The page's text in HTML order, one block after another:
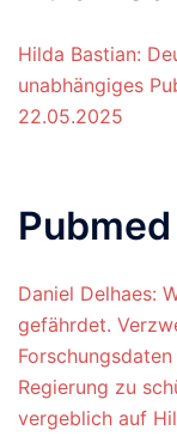
Hilda Bastian:
unabhängiges
22.05.2025
Daniel Delhaes:
gefährdet.
Regierung zu
vergeblich auf